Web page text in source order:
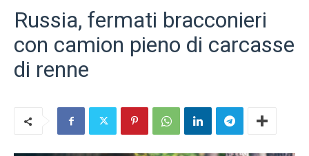
Russia, fermati bracconieri
con camion pieno di carcasse
di renne